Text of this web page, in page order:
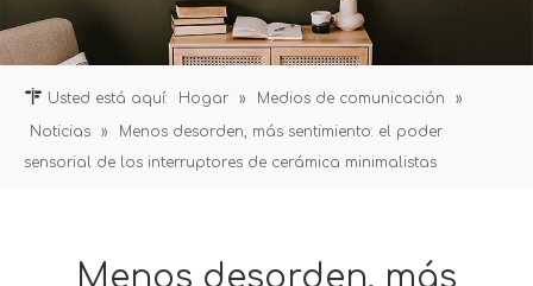
Usted está aquí: Hogar » Medios de comunicación
»
Noticias
»
Menos desorden, más sentimiento: el poder
sensorial de los interruptores de cerámica minimalistas
Menos desorden, más